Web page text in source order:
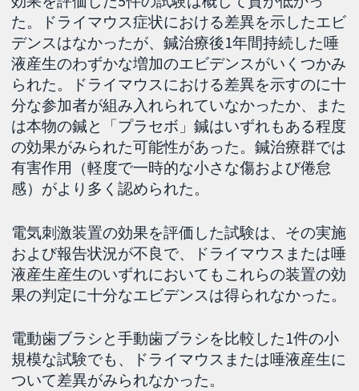
た。ドライマウス症状における差異を示したエビ
デンスはなかったが、鍼治療後1年間持続した唾
液産生のわずかな増加のエビデンスがいくつかみ
られた。ドライマウスにおける差異を示すのに十
分な参加者が組み入れられていなかったか、また
は本物の鍼と「プラセボ」鍼はいずれもある程度
の効果がみられた可能性があった。鍼治療群では
有害作用（軽度で一時的な小さな傷および倦怠
感）がより多く認められた。
電気刺激装置の効果を評価した試験は、その実施
および報告状況が不良で、ドライマウスまたは唾
液産生産生のいずれにおいてもこれらの装置の効
果の判定に十分なエビデンスは得られなかった。
電動歯ブラシと手動歯ブラシを比較した1件の小
規模な試験でも、ドライマウスまたは唾液産生に
ついて差異がみられなかった。